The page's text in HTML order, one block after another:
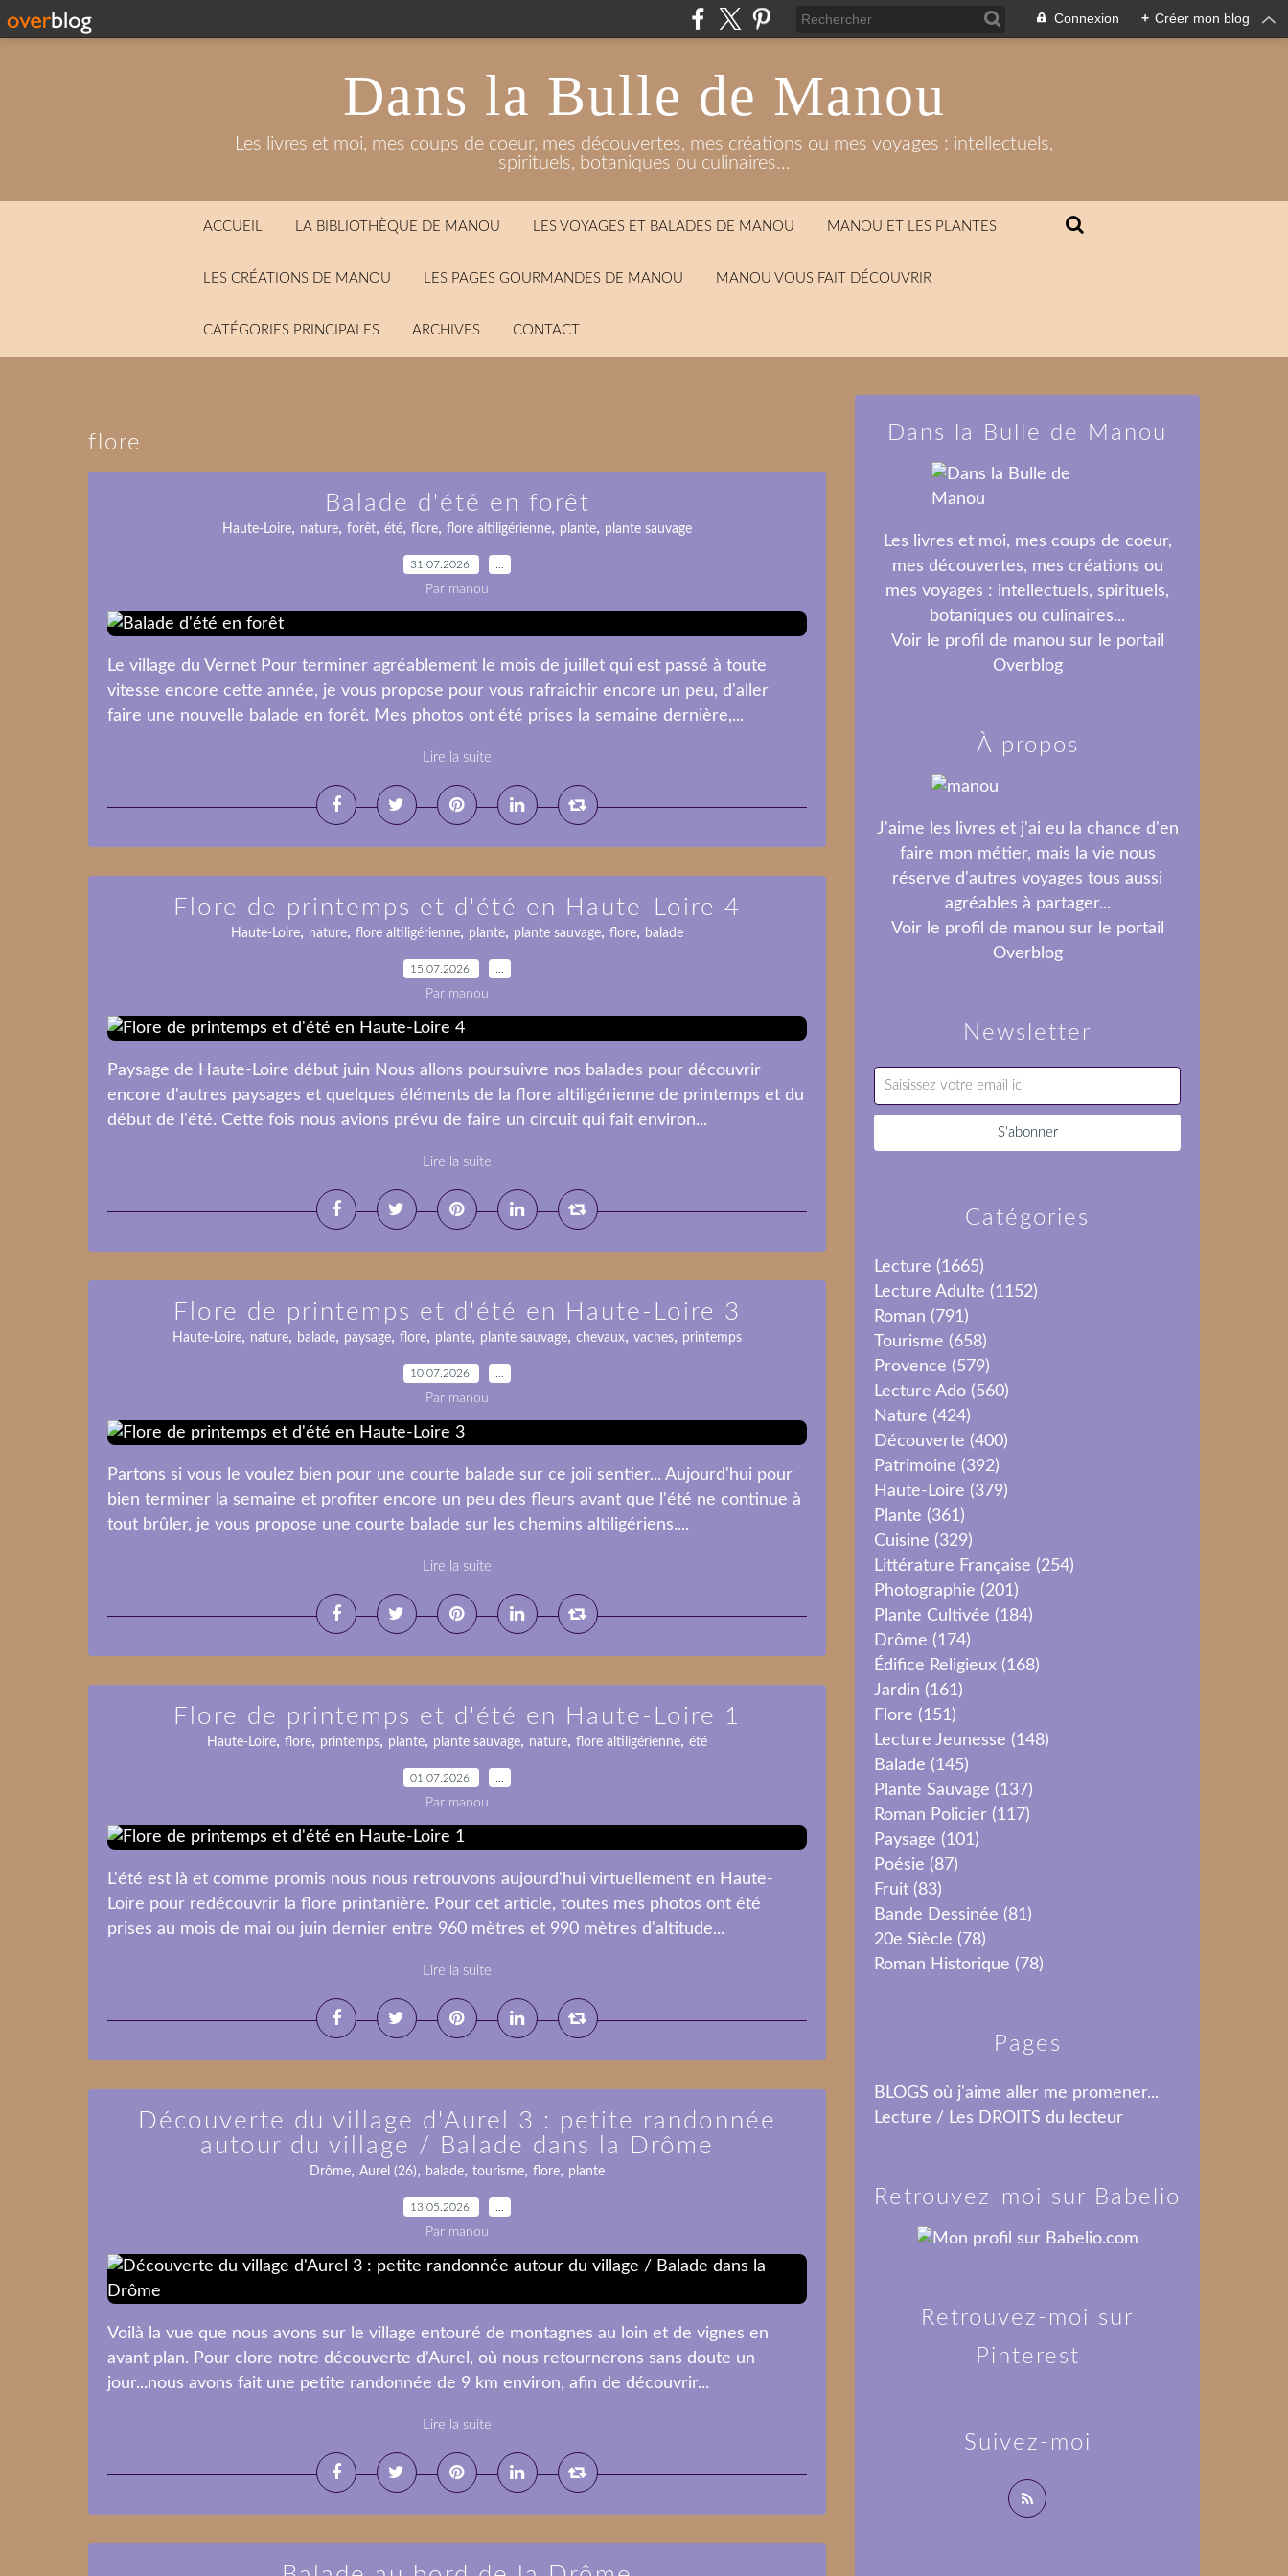
Connexion + Créer mon blog
Dans la Bulle de Manou
Les livres et moi, mes coups de coeur, mes découvertes, mes créations ou mes voyages : intellectuels,
spirituels, botaniques ou culinaires...
ACCUEIL LA BIBLIOTHÈQUE DE MANOU LES VOYAGES ET BALADES DE MANOU MANOU ET LES PLANTES
LES CRÉATIONS DE MANOU LES PAGES GOURMANDES DE MANOU MANOU VOUS FAIT DÉCOUVRIR
CATÉGORIES PRINCIPALES ARCHIVES CONTACT
flore
Balade d'été en forêt
Haute-Loire, nature, forêt, été, flore, flore altiligérienne, plante, plante sauvage
31.07.2026
Par manou
Le village du Vernet Pour terminer agréablement le mois de juillet qui est passé à toute
vitesse encore cette année, je vous propose pour vous rafraichir encore un peu, d'aller
faire une nouvelle balade en forêt. Mes photos ont été prises la semaine dernière,...
Lire la suite
Flore de printemps et d'été en Haute-Loire 4
Haute-Loire, nature, flore altiligérienne, plante, plante sauvage, flore, balade
15.07.2026
Par manou
Paysage de Haute-Loire début juin Nous allons poursuivre nos balades pour découvrir
encore d'autres paysages et quelques éléments de la flore altiligérienne de printemps et du
début de l'été. Cette fois nous avions prévu de faire un circuit qui fait environ...
Lire la suite
Flore de printemps et d'été en Haute-Loire 3
Haute-Loire, nature, balade, paysage, flore, plante, plante sauvage, chevaux, vaches, printemps
10.07.2026
Par manou
Partons si vous le voulez bien pour une courte balade sur ce joli sentier... Aujourd'hui pour
bien terminer la semaine et profiter encore un peu des fleurs avant que l'été ne continue à
tout brûler, je vous propose une courte balade sur les chemins altiligériens....
Lire la suite
Flore de printemps et d'été en Haute-Loire 1
Haute-Loire, flore, printemps, plante, plante sauvage, nature, flore altiligérienne, été
01.07.2026
Par manou
L'été est là et comme promis nous nous retrouvons aujourd'hui virtuellement en Haute-
Loire pour redécouvrir la flore printanière. Pour cet article, toutes mes photos ont été
prises au mois de mai ou juin dernier entre 960 mètres et 990 mètres d'altitude...
Lire la suite
Découverte du village d'Aurel 3 : petite randonnée
autour du village / Balade dans la Drôme
Drôme, Aurel (26), balade, tourisme, flore, plante
13.05.2026
Par manou
Voilà la vue que nous avons sur le village entouré de montagnes au loin et de vignes en
avant plan. Pour clore notre découverte d'Aurel, où nous retournerons sans doute un
jour...nous avons fait une petite randonnée de 9 km environ, afin de découvrir...
Lire la suite
Newsletter
Catégories
Lecture (1665)
Lecture Adulte (1152)
Roman (791)
Tourisme (658)
Provence (579)
Lecture Ado (560)
Nature (424)
Découverte (400)
Patrimoine (392)
Haute-Loire (379)
Plante (361)
Cuisine (329)
Littérature Française (254)
Photographie (201)
Plante Cultivée (184)
Drôme (174)
Édifice Religieux (168)
Jardin (161)
Flore (151)
Lecture Jeunesse (148)
Balade (145)
Plante Sauvage (137)
Roman Policier (117)
Paysage (101)
Poésie (87)
Fruit (83)
Bande Dessinée (81)
20e Siècle (78)
Roman Historique (78)
Pages
BLOGS où j'aime aller me promener...
Lecture / Les DROITS du lecteur
Dans la Bulle de Manou
Les livres et moi, mes coups de coeur,
mes découvertes, mes créations ou
mes voyages : intellectuels, spirituels,
botaniques ou culinaires...
Voir le profil de manou sur le portail
Overblog
Suivez-moi
À propos
J'aime les livres et j'ai eu la chance d'en
faire mon métier, mais la vie nous
réserve d'autres voyages tous aussi
agréables à partager...
Voir le profil de manou sur le portail
Overblog
Retrouvez-moi sur Babelio
Retrouvez-moi sur
Pinterest